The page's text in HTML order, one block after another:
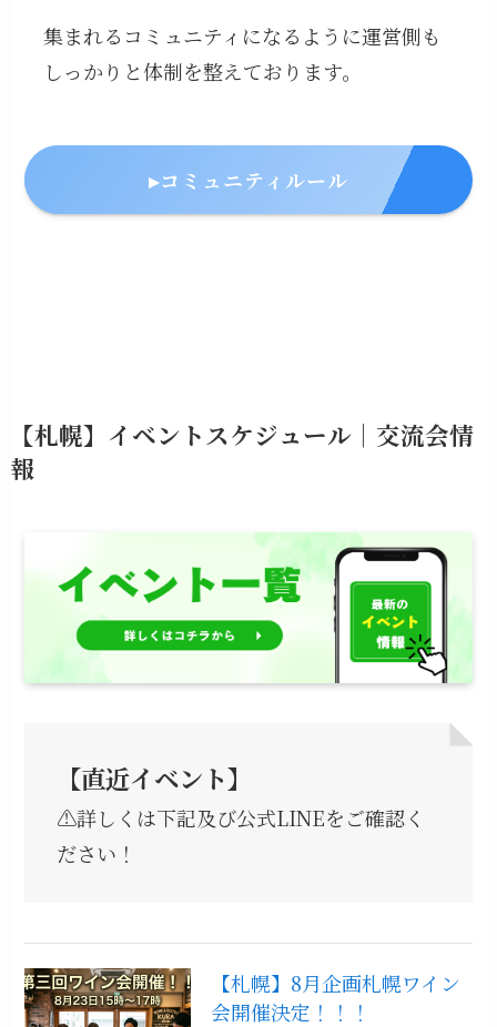
集まれるコミュニティになるように運営側も
しっかりと体制を整えております。
▸コミュニティルール
【札幌】イベントスケジュール｜交流会情
報
【直近イベント】
⚠️詳しくは下記及び公式LINEをご確認く
ださい！
【札幌】8月企画札幌ワイン
会開催決定！！！